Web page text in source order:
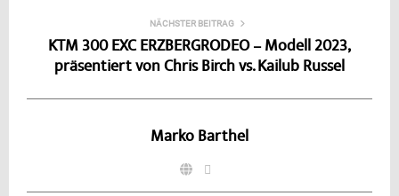
NÄCHSTER BEITRAG
KTM 300 EXC ERZBERGRODEO – Modell 2023,
präsentiert von Chris Birch vs. Kailub Russel
Marko Barthel